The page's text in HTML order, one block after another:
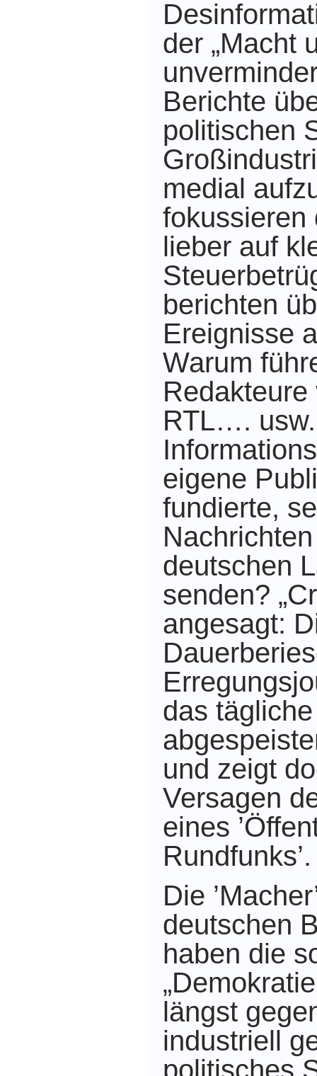
der „Macht
Berichte
politischen
medial
fokussieren
lieber auf
berichten
Ereignisse
Warum
Redakteure
RTL….
eigene
fundierte,
deutschen
senden?
angesagt:
das
und zeigt
Versagen
eines
Rundfunks’.
Die
deutschen
haben die
längst
industriell
politisches